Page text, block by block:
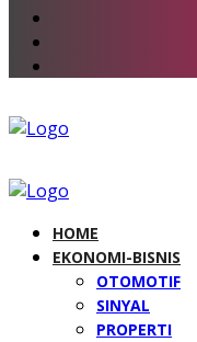
HOME
EKONOMI-BISNIS
OTOMOTIF
SINYAL
PROPERTI